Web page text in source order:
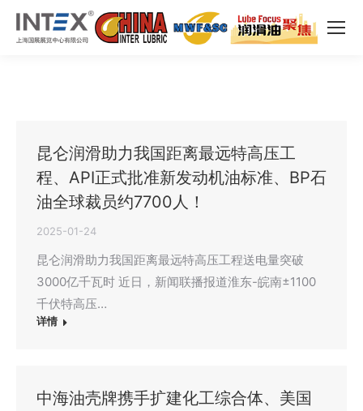
昆仑润滑助力我国距离最远特高压工
程、API正式批准新发动机油标准、BP石
油全球裁员约7700人！
2025-01-24
昆仑润滑助力我国距离最远特高压工程送电量突破
3000亿千瓦时 近日，新闻联播报道淮东-皖南±1100
千伏特高压…
详情
中海油壳牌携手扩建化工综合体、美国